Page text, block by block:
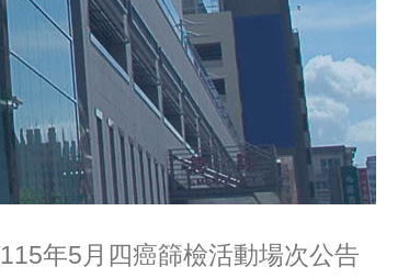
115年5月四癌篩檢活動場次公告